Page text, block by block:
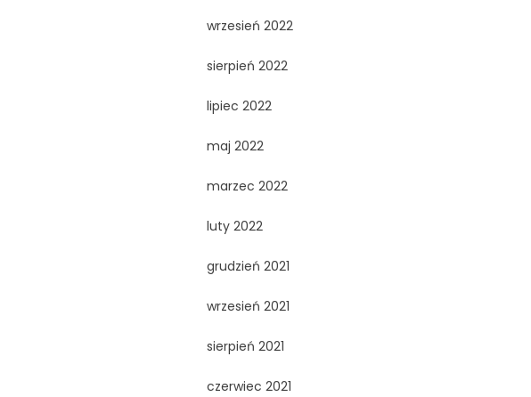
wrzesień 2022
sierpień 2022
lipiec 2022
maj 2022
marzec 2022
luty 2022
grudzień 2021
wrzesień 2021
sierpień 2021
czerwiec 2021